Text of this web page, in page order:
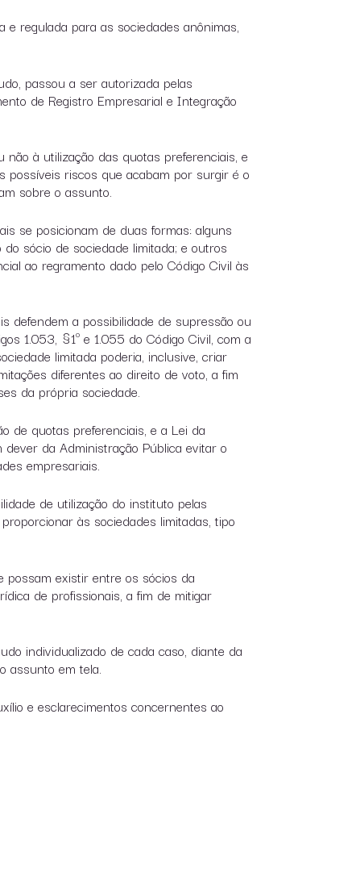
regulada para as sociedades anônimas,
passou a ser autorizada pelas
de Registro Empresarial e Integração
à utilização das quotas preferenciais, e
possíveis riscos que acabam por surgir é o
sobre o assunto.
se posicionam de duas formas: alguns
sócio de sociedade limitada; e outros
ao regramento dado pelo Código Civil às
defendem a possibilidade de supressão ou
1.053, §1º e 1.055 do Código Civil, com a
limitada poderia, inclusive, criar
diferentes ao direito de voto, a fim
da própria sociedade.
de quotas preferenciais, e a Lei da
da Administração Pública evitar o
empresariais.
de utilização do instituto pelas
às sociedades limitadas, tipo
possam existir entre os sócios da
de profissionais, a fim de mitigar
individualizado de cada caso, diante da
assunto em tela.
e esclarecimentos concernentes ao